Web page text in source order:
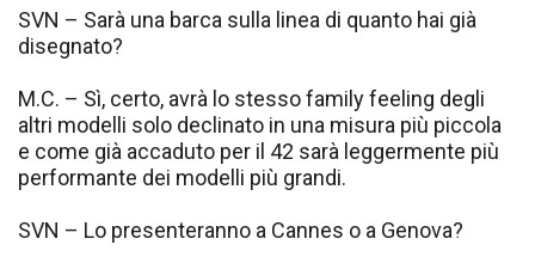
SVN – Sarà una barca sulla linea di quanto hai già
disegnato?
M.C. – Sì, certo, avrà lo stesso family feeling degli
altri modelli solo declinato in una misura più piccola
e come già accaduto per il 42 sarà leggermente più
performante dei modelli più grandi.
SVN – Lo presenteranno a Cannes o a Genova?